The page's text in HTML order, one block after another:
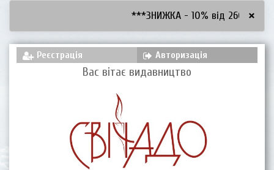
***ЗНИЖКА - 10% від 2600 грн,
×
Реєстрація Авторизація
Вас вітає видавництво